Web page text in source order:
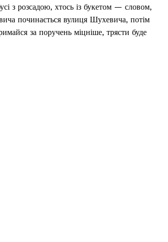
з розсадою, хтось із букетом — словом,
починається вулиця Шухевича, потім
за поручень міцніше, трясти буде